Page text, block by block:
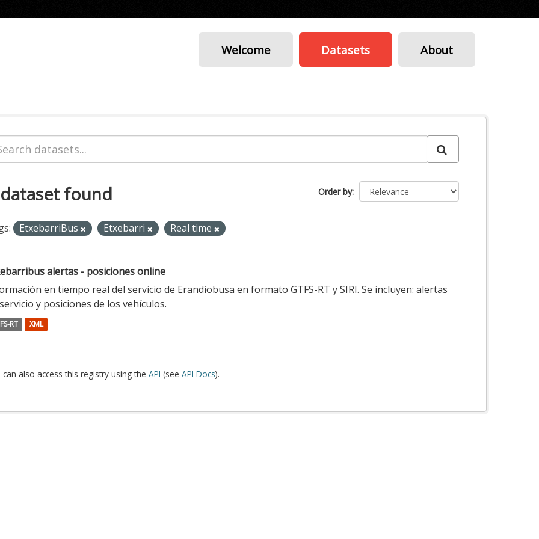
Welcome Datasets About
Order by
found
EtxebarriBus Etxebarri Real time
alertas - posiciones online
en tiempo real del servicio de Erandiobusa en formato GTFS-RT y SIRI. Se incluyen: alertas
y posiciones de los vehículos.
RT XML
can also access this registry using the API (see API Docs).